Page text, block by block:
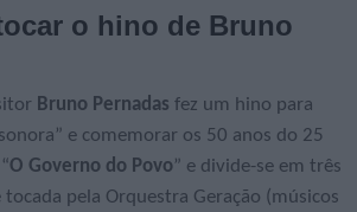
o hino de Bruno
Bruno Pernadas fez um hino para
e comemorar os 50 anos do 25
O Governo do Povo” e divide-se em três
pela Orquestra Geração (músicos